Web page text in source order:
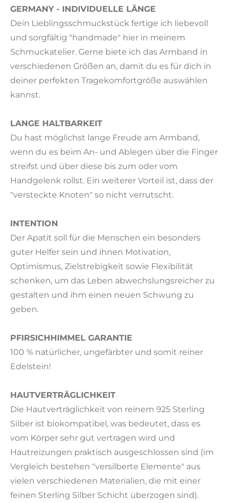
GERMANY - INDIVIDUELLE LÄNGE
Dein Lieblingsschmuckstück fertige ich liebevoll
und sorgfältig "handmade" hier in meinem
Schmuckatelier. Gerne biete ich das Armband in
verschiedenen Größen an, damit du es für dich in
deiner perfekten Tragekomfortgröße auswählen
kannst.
LANGE HALTBARKEIT
Du hast möglichst lange Freude am Armband,
wenn du es beim An- und Ablegen über die Finger
streifst und über diese bis zum oder vom
Handgelenk rollst. Ein weiterer Vorteil ist, dass der
"versteckte Knoten" so nicht verrutscht.
INTENTION
Der Apatit soll für die Menschen ein besonders
guter Helfer sein und ihnen Motivation,
Optimismus, Zielstrebigkeit sowie Flexibilität
schenken, um das Leben abwechslungsreicher zu
gestalten und ihm einen neuen Schwung zu
geben.
PFIRSICHHIMMEL GARANTIE
100 % natürlicher, ungefärbter und somit reiner
Edelstein!
HAUTVERTRÄGLICHKEIT
Die Hautverträglichkeit von reinem 925 Sterling
Silber ist biokompatibel, was bedeutet, dass es
vom Körper sehr gut vertragen wird und
Hautreizungen praktisch ausgeschlossen sind (im
Vergleich bestehen "versilberte Elemente" aus
vielen verschiedenen Materialien, die mit einer
feinen Sterling Silber Schicht überzogen sind).